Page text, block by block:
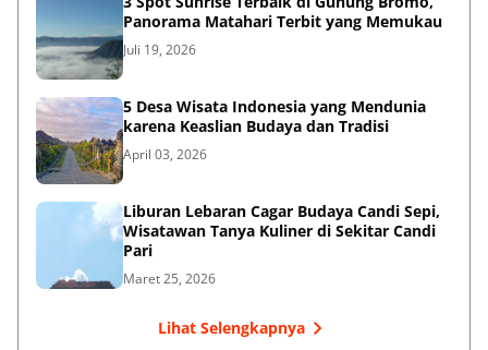
Panorama Matahari Terbit yang Memukau
Juli 19, 2026
5 Desa Wisata Indonesia yang Mendunia
karena Keaslian Budaya dan Tradisi
April 03, 2026
Liburan Lebaran Cagar Budaya Candi Sepi,
Wisatawan Tanya Kuliner di Sekitar Candi
Pari
Maret 25, 2026
Lihat Selengkapnya